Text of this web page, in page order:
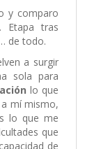
y comparo
Etapa tras
de todo.
a surgir
sola para
lo que
mí mismo,
lo que me
que
de